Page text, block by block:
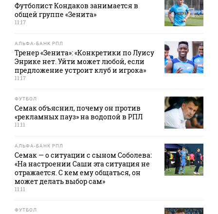
Футболист Кондаков занимается в
общей группе «Зенита»
11:17
АЛЬФА-БАНК РПЛ
Тренер «Зенита»: «Конкретики по Луису
Энрике нет. Уйти может любой, если
предложение устроит клуб и игрока»
11:17
ФУТБОЛ
Семак объяснил, почему он против
«рекламных пауз» на водопой в РПЛ
11:11
АЛЬФА-БАНК РПЛ
Семак — о ситуации с сыном Соболева:
«На настроении Саши эта ситуация не
отражается. С кем ему общаться, он
может делать выбор сам»
11:11
ФУТБОЛ